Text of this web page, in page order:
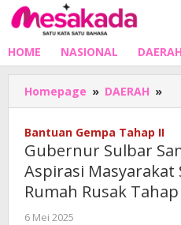
Lewati
ke
HOME NASIONAL DAERAH
Homepage » DAERAH »
Bantuan Gempa Tahap II
Gubernur Sulbar
Aspirasi Masyarakat
Rumah Rusak Tahap
6 Mei 2025